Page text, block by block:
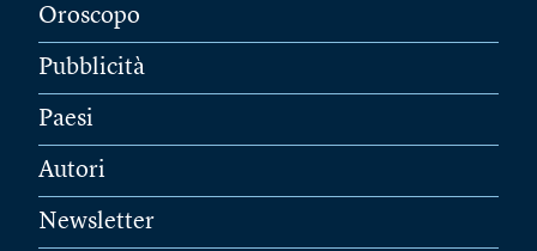
Oroscopo
Pubblicità
Paesi
Autori
Newsletter